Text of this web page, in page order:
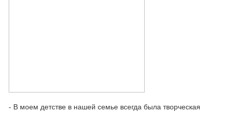
- В моем детстве в нашей семье всегда была творческая